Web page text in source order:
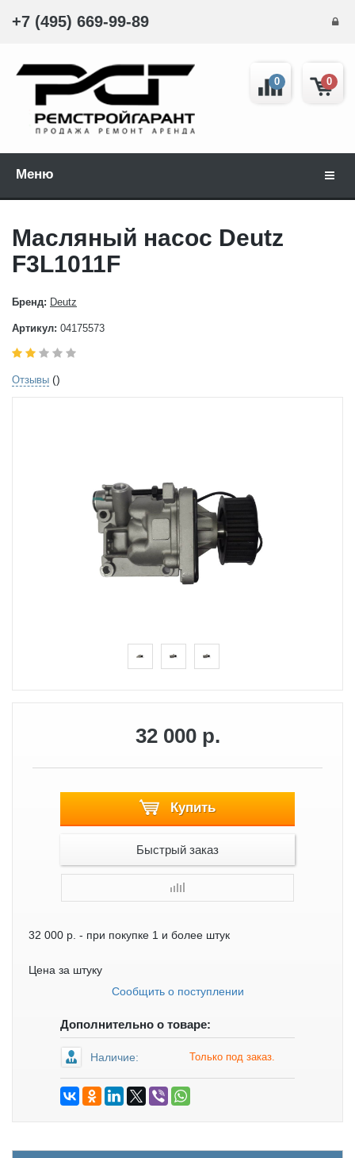
+7 (495) 669-99-89
0
0
Меню
Масляный насос Deutz
F3L1011F
Бренд: Deutz
Артикул: 04175573
Отзывы ()
32 000 р.
Купить
Быстрый заказ
32 000 р. - при покупке 1 и более штук
Цена за штуку
Сообщить о поступлении
Дополнительно о товаре:
Наличие: Только под заказ.